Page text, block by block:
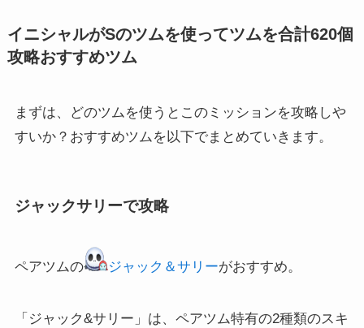
イニシャルがSのツムを使ってツムを合計620個
攻略おすすめツム
まずは、どのツムを使うとこのミッションを攻略しや
すいか？おすすめツムを以下でまとめていきます。
ジャックサリーで攻略
ペアツムの ジャック＆サリーがおすすめ。
「ジャック&サリー」は、ペアツム特有の2種類のスキ